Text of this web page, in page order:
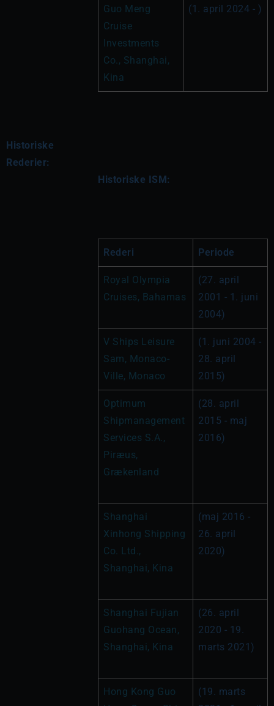
Guo Meng
Cruise
Investments
Co., Shanghai,
Kina
(1. april 2024 - )
Historiske
Rederier:
Historiske ISM:
Rederi Periode
Royal Olympia
Cruises, Bahamas
(27. april
2001 - 1. juni
2004)
V Ships Leisure
Sam, Monaco-
Ville, Monaco
(1. juni 2004 -
28. april
2015)
Optimum
Shipmanagement
Services S.A.,
Piræus,
Grækenland
(28. april
2015 - maj
2016)
Shanghai
Xinhong Shipping
Co. Ltd.,
Shanghai, Kina
(maj 2016 -
26. april
2020)
Shanghai Fujian
Guohang Ocean,
Shanghai, Kina
(26. april
2020 - 19.
marts 2021)
Hong Kong Guo
(19. marts